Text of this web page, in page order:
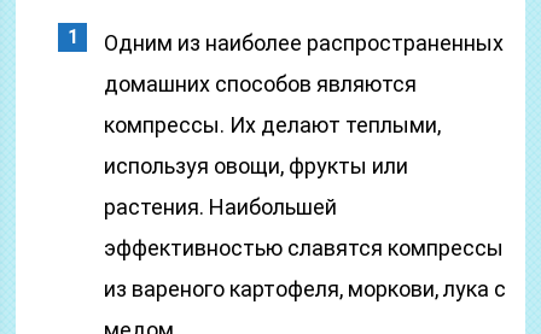
Одним из наиболее распространенных
домашних способов являются
компрессы. Их делают теплыми,
используя овощи, фрукты или
растения. Наибольшей
эффективностью славятся компрессы
из вареного картофеля, моркови, лука с